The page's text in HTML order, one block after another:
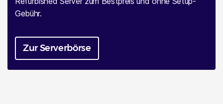
Gebühr.
Zur Serverbörse